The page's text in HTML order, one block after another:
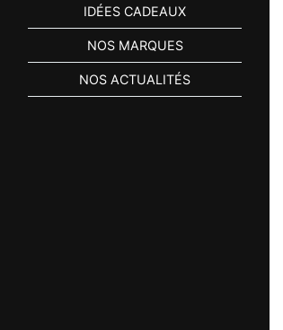
IDÉES CADEAUX
NOS MARQUES
NOS ACTUALITÉS